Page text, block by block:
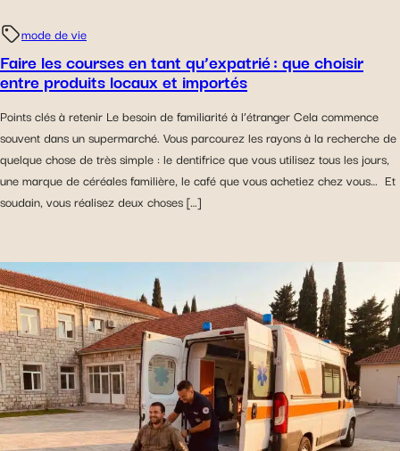
mode de vie
Faire les courses en tant qu’expatrié : que choisir
entre produits locaux et importés
Points clés à retenir Le besoin de familiarité à l’étranger Cela commence
souvent dans un supermarché. Vous parcourez les rayons à la recherche de
quelque chose de très simple : le dentifrice que vous utilisez tous les jours,
une marque de céréales familière, le café que vous achetiez chez vous… Et
soudain, vous réalisez deux choses […]